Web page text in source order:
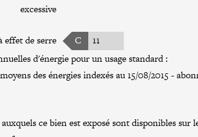
excessive
effet de serre C
11
d'énergie pour un usage standard :
des énergies indexés au 15/08/2015 -
ce bien est exposé sont disponibles sur